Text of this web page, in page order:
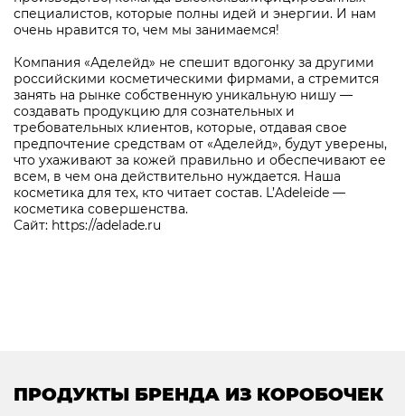
специалистов, которые полны идей и энергии. И нам
очень нравится то, чем мы занимаемся!
Компания «Аделейд» не спешит вдогонку за другими
российскими косметическими фирмами, а стремится
занять на рынке собственную уникальную нишу —
создавать продукцию для сознательных и
требовательных клиентов, которые, отдавая свое
предпочтение средствам от «Аделейд», будут уверены,
что ухаживают за кожей правильно и обеспечивают ее
всем, в чем она действительно нуждается. Наша
косметика для тех, кто читает состав. L’Adeleide —
косметика совершенства.
Сайт: https://adelade.ru
ПРОДУКТЫ БРЕНДА ИЗ КОРОБОЧЕК